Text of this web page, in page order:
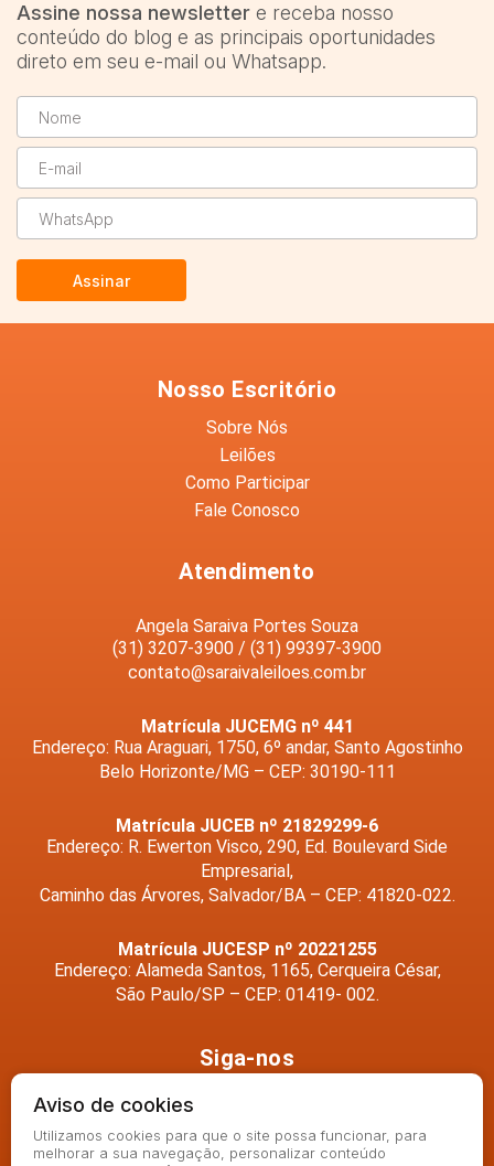
Assine nossa newsletter e receba nosso
conteúdo do blog e as principais oportunidades
direto em seu e-mail ou Whatsapp.
Assinar
Nosso Escritório
Sobre Nós
Leilões
Como Participar
Fale Conosco
Atendimento
Angela Saraiva Portes Souza
(31) 3207-3900 / (31) 99397-3900
contato@saraivaleiloes.com.br
Matrícula JUCEMG nº 441
Endereço: Rua Araguari, 1750, 6º andar, Santo Agostinho
Belo Horizonte/MG – CEP: 30190-111
Matrícula JUCEB nº 21829299-6
Endereço: R. Ewerton Visco, 290, Ed. Boulevard Side
Empresarial,
Caminho das Árvores, Salvador/BA – CEP: 41820-022.
Matrícula JUCESP nº 20221255
Endereço: Alameda Santos, 1165, Cerqueira César,
São Paulo/SP – CEP: 01419- 002.
Siga-nos
Aviso de cookies
Utilizamos cookies para que o site possa funcionar, para
melhorar a sua navegação, personalizar conteúdo